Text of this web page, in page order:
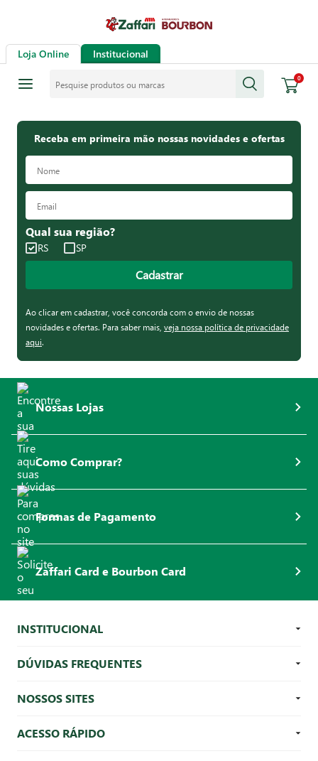
Loja Online Institucional
0
Receba em primeira mão nossas novidades e ofertas
Qual sua região?
RS SP
Cadastrar
Ao clicar em cadastrar, você concorda com o envio de nossas
novidades e ofertas. Para saber mais, veja nossa política de privacidade
aqui.
Nossas Lojas
Como Comprar?
Formas de Pagamento
Zaffari Card e Bourbon Card
INSTITUCIONAL
DÚVIDAS FREQUENTES
NOSSOS SITES
ACESSO RÁPIDO